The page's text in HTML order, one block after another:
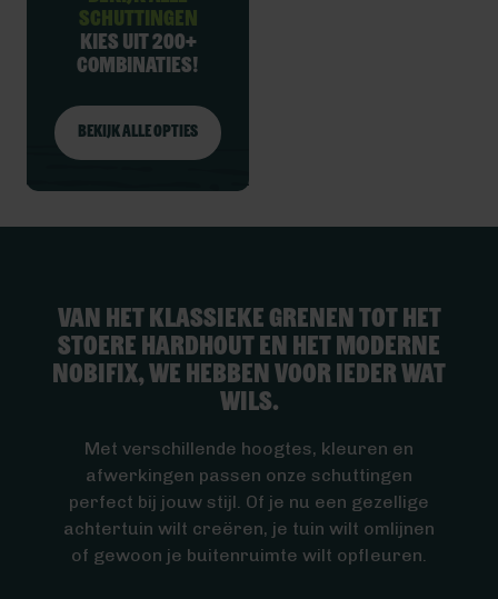
schuttingen
Kies uit 200+
combinaties!
Bekijk alle opties
Van het klassieke grenen tot het
stoere hardhout en het moderne
nobifix, we hebben voor ieder wat
wils.
Met verschillende hoogtes, kleuren en
afwerkingen passen onze schuttingen
perfect bij jouw stijl. Of je nu een gezellige
achtertuin wilt creëren, je tuin wilt omlijnen
of gewoon je buitenruimte wilt opfleuren.